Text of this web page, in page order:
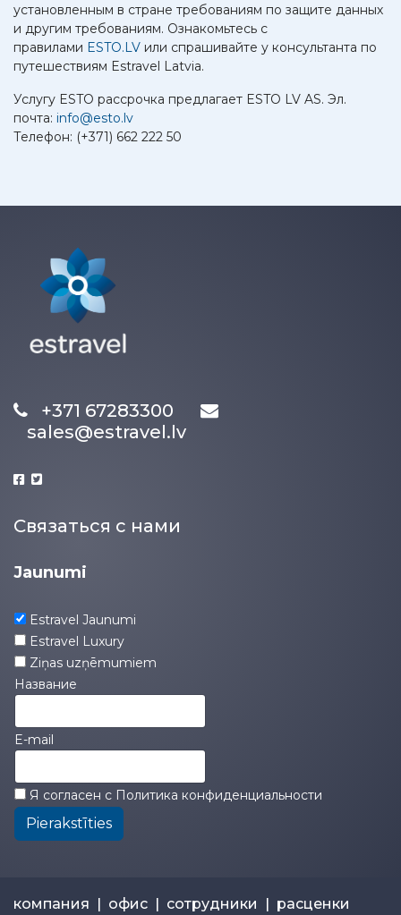
установленным в стране требованиям по защите данных
и другим требованиям. Ознакомьтесь с
правилами ESTO.LV или спрашивайте у консультанта по
путешествиям Estravel Latvia.
Услугу ESTO рассрочка предлагает ESTO LV AS. Эл.
почта: info@esto.lv
Телефон: (+371) 662 222 50
+371 67283300
sales@estravel.lv
Связаться с нами
Jaunumi
Estravel Jaunumi
Estravel Luxury
Ziņas uzņēmumiem
Название
E-mail
Я согласен с Политика конфиденциальности
Pierakstīties
компания | офис | сотрудники | расценки